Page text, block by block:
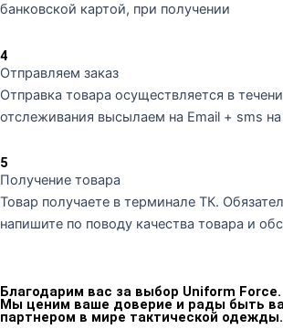
банковской картой, при получении
4
Отправляем заказ
Отправка товара осуществляется в
отслеживания высылаем на Email + sms
5
Получение товара
Товар получаете в терминале ТК.
напишите по поводу качества товара и
Благодарим вас за выбор Uniform Force.
Мы ценим ваше доверие и рады быть
партнером в мире тактической одежды.